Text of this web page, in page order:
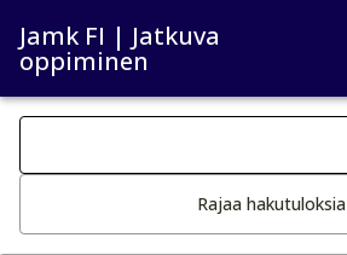
Jamk FI | Jatkuva
oppiminen
Haku kategoriat
Rajaa hakutuloksia